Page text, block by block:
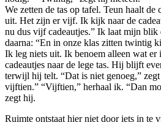
We zetten de tas op tafel. Teun haalt de
uit. Het zijn er vijf. Ik kijk naar de
nu dus vijf cadeautjes.” Ik laat mijn blik
daarna: “En in onze klas zitten twintig
Ik leg niets uit. Ik benoem alleen wat
cadeautjes naar de lege tas. Hij blijft
terwijl hij telt. “Dat is niet genoeg,”
vijftien.” “Vijftien,” herhaal ik. “Dan
zegt hij.
Ruimte ontstaat hier niet door iets in te